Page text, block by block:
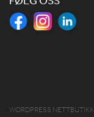
WORDPRESS NETTBUTIKK